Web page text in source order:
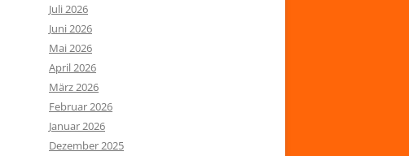
Juli 2026
Juni 2026
Mai 2026
April 2026
März 2026
Februar 2026
Januar 2026
Dezember 2025